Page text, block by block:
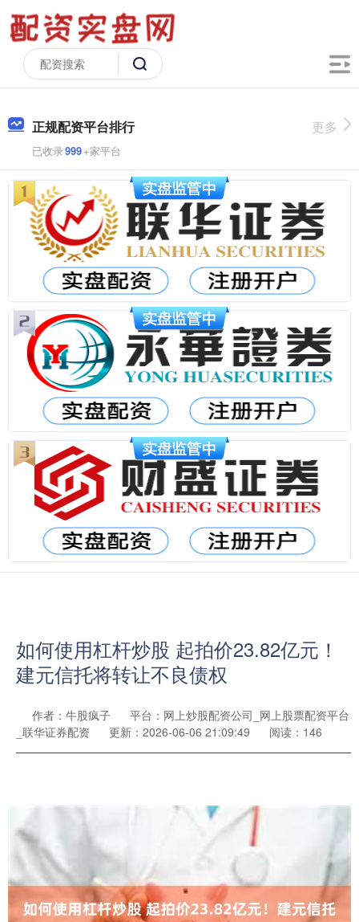
正规配资平台排行
已收录999+家平台
更多
如何使用杠杆炒股 起拍价23.82亿元！
建元信托将转让不良债权
作者：牛股疯子
平台：网上炒股配资公司_网上股票配资平台
_联华证券配资
更新：2026-06-06 21:09:49 阅读：146